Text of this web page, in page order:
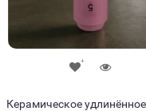
Керамическое удлинённое